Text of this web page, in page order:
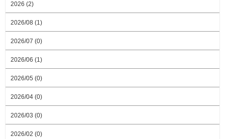
2026 (2)
2026/08 (1)
2026/07 (0)
2026/06 (1)
2026/05 (0)
2026/04 (0)
2026/03 (0)
2026/02 (0)